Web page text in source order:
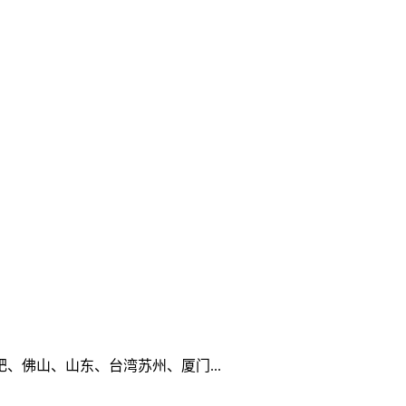
佛山、山东、台湾苏州、厦门...